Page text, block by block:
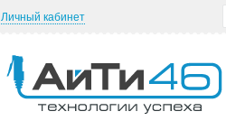
Личный кабинет